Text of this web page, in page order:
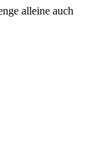
alleine auch